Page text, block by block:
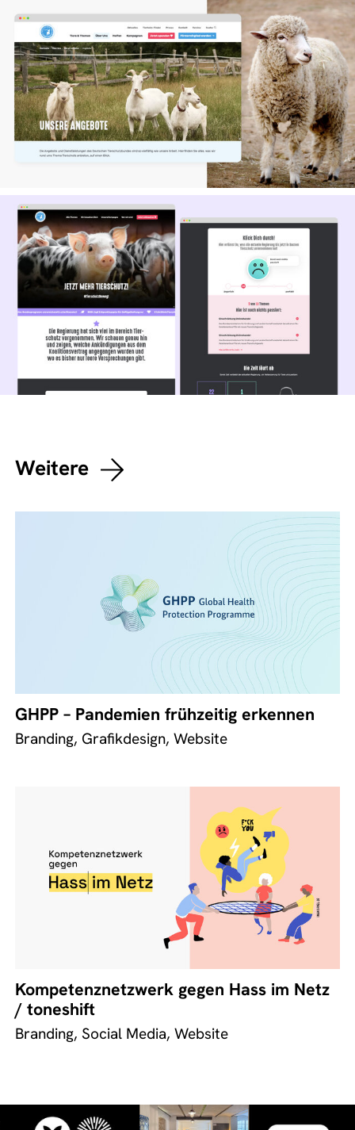
Weitere
GHPP – Pandemien frühzeitig erkennen
Branding, Grafikdesign, Website
Kompetenznetzwerk gegen Hass im Netz
/ toneshift
Branding, Social Media, Website